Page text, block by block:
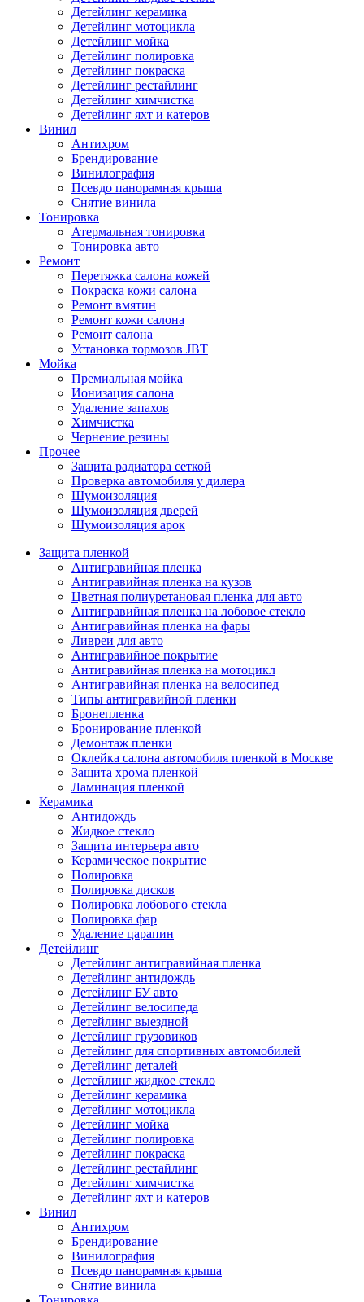
Детейлинг керамика
Детейлинг мотоцикла
Детейлинг мойка
Детейлинг полировка
Детейлинг покраска
Детейлинг рестайлинг
Детейлинг химчистка
Детейлинг яхт и катеров
Винил
Антихром
Брендирование
Винилография
Псевдо панорамная крыша
Снятие винила
Тонировка
Атермальная тонировка
Тонировка авто
Ремонт
Перетяжка салона кожей
Покраска кожи салона
Ремонт вмятин
Ремонт кожи салона
Ремонт салона
Установка тормозов JBT
Мойка
Премиальная мойка
Ионизация салона
Удаление запахов
Химчистка
Чернение резины
Прочее
Защита радиатора сеткой
Проверка автомобиля у дилера
Шумоизоляция
Шумоизоляция дверей
Шумоизоляция арок
Защита пленкой
Антигравийная пленка
Антигравийная пленка на кузов
Цветная полиуретановая пленка для авто
Антигравийная пленка на лобовое стекло
Антигравийная пленка на фары
Ливреи для авто
Антигравийное покрытие
Антигравийная пленка на мотоцикл
Антигравийная пленка на велосипед
Типы антигравийной пленки
Бронепленка
Бронирование пленкой
Демонтаж пленки
Оклейка салона автомобиля пленкой в Москве
Защита хрома пленкой
Ламинация пленкой
Керамика
Антидождь
Жидкое стекло
Защита интерьера авто
Керамическое покрытие
Полировка
Полировка дисков
Полировка лобового стекла
Полировка фар
Удаление царапин
Детейлинг
Детейлинг антигравийная пленка
Детейлинг антидождь
Детейлинг БУ авто
Детейлинг велосипеда
Детейлинг выездной
Детейлинг грузовиков
Детейлинг для спортивных автомобилей
Детейлинг деталей
Детейлинг жидкое стекло
Детейлинг керамика
Детейлинг мотоцикла
Детейлинг мойка
Детейлинг полировка
Детейлинг покраска
Детейлинг рестайлинг
Детейлинг химчистка
Детейлинг яхт и катеров
Винил
Антихром
Брендирование
Винилография
Псевдо панорамная крыша
Снятие винила